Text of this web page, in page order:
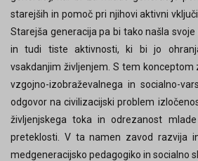
starejših in pomoč pri njihovi aktivni
Starejša generacija pa bi tako našla
in tudi tiste aktivnosti, ki bi jo
vsakdanjim življenjem. S tem konceptom
vzgojno-izobraževalnega in socialno-
odgovor na civilizacijski problem
življenjskega toka in odrezanost
preteklosti. V ta namen zavod razvija
medgeneracijsko pedagogiko in socialno